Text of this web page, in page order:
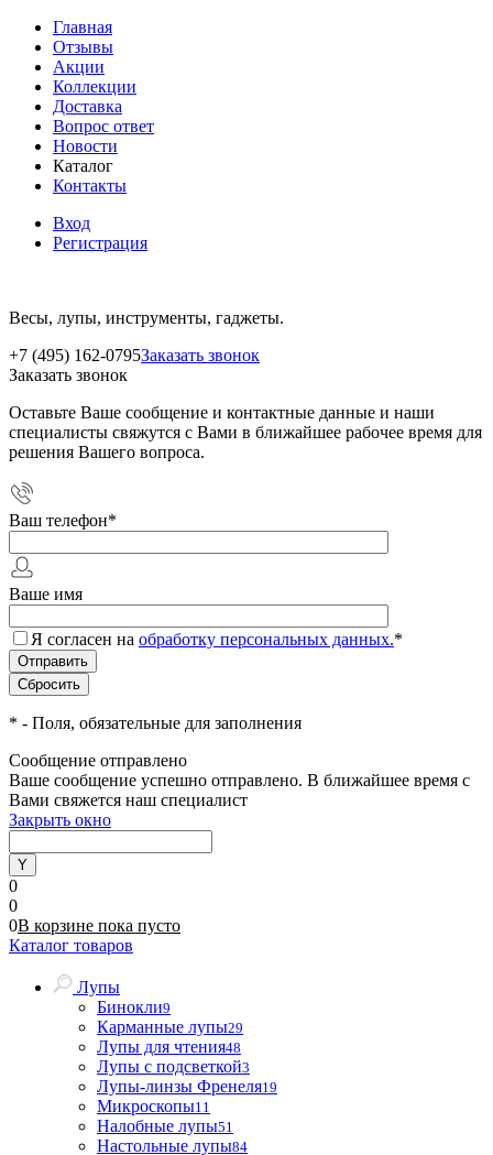
Главная
Отзывы
Акции
Коллекции
Доставка
Вопрос ответ
Новости
Каталог
Контакты
Вход
Регистрация
Весы, лупы, инструменты, гаджеты.
+7 (495) 162-0795Заказать звонок
Заказать звонок
Оставьте Ваше сообщение и контактные данные и наши
специалисты свяжутся с Вами в ближайшее рабочее время для
решения Вашего вопроса.
Ваш телефон*
Ваше имя
Я согласен на обработку персональных данных.*
* - Поля, обязательные для заполнения
Сообщение отправлено
Ваше сообщение успешно отправлено. В ближайшее время с
Вами свяжется наш специалист
Закрыть окно
0
0
0В корзине пока пусто
Каталог товаров
Лупы
Бинокли9
Карманные лупы29
Лупы для чтения48
Лупы с подсветкой3
Лупы-линзы Френеля19
Микроскопы11
Налобные лупы51
Настольные лупы84